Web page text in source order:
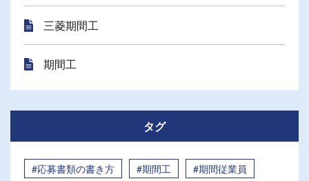
三菱期間工
期間工
タグ
#応募書類の書き方 #期間工 #期間従業員